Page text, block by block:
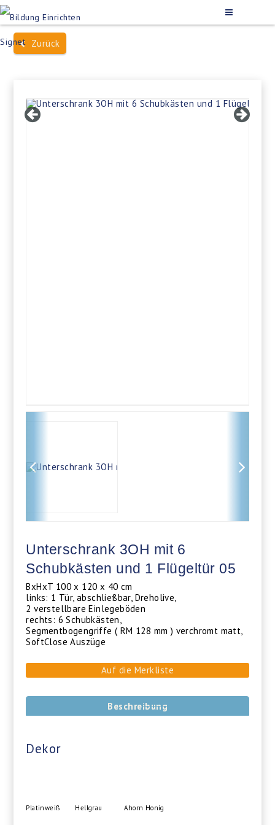
Zurück
Unterschrank 3OH mit 6
Schubkästen und 1 Flügeltür 05
BxHxT 100 x 120 x 40 cm
links: 1 Tür, abschließbar, Dreholive,
2 verstellbare Einlegeböden
rechts: 6 Schubkästen,
Segmentbogengriffe ( RM 128 mm ) verchromt matt,
SoftClose Auszüge
Auf die Merkliste
Beschreibung
Dekor
Platinweiß Hellgrau Ahorn Honig